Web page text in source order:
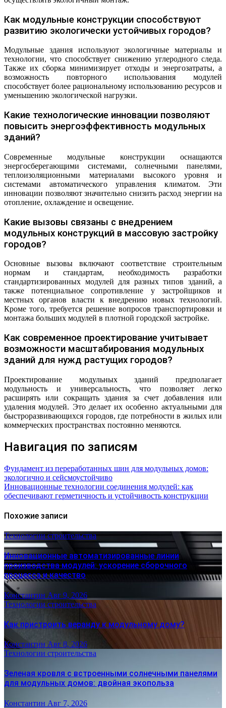
Как модульные конструкции способствуют
развитию экологически устойчивых городов?
Модульные здания используют экологичные материалы и
технологии, что способствует снижению углеродного следа.
Также их сборка минимизирует отходы и энергозатраты, а
возможность повторного использования модулей
способствует более рациональному использованию ресурсов и
уменьшению экологической нагрузки.
Какие технологические инновации позволяют
повысить энергоэффективность модульных
зданий?
Современные модульные конструкции оснащаются
энергосберегающими системами, солнечными панелями,
теплоизоляционными материалами высокого уровня и
системами автоматического управления климатом. Эти
инновации позволяют значительно снизить расход энергии на
отопление, охлаждение и освещение.
Какие вызовы связаны с внедрением
модульных конструкций в массовую застройку
городов?
Основные вызовы включают соответствие строительным
нормам и стандартам, необходимость разработки
стандартизированных модулей для разных типов зданий, а
также потенциальное сопротивление у застройщиков и
местных органов власти к внедрению новых технологий.
Кроме того, требуется решение вопросов транспортировки и
монтажа больших модулей в плотной городской застройке.
Как современное проектирование учитывает
возможности масштабирования модульных
зданий для нужд растущих городов?
Проектирование модульных зданий предполагает
модульность и универсальность, что позволяет легко
расширять или сокращать здания за счет добавления или
удаления модулей. Это делает их особенно актуальными для
быстроразвивающихся городов, где потребности в жилых или
коммерческих пространствах постоянно меняются.
Навигация по записям
Фундамент из переработанных шин для модульных домов:
экологично и сейсмоустойчиво
Инновационные технологии соединения модулей: как
обеспечивают герметичность и устойчивость конструкции
Похожие записи
Технологии строительства
Инновационные автоматизированные линии
производства модулей: ускорение сборочного
процесса и качество
Константин Авг 9, 2026
Технологии строительства
Как пристроить веранду к модульному дому?
Константин Авг 8, 2026
Технологии строительства
Зеленая кровля с встроенными солнечными панелями
для модульных домов: двойная экопольза
Константин Авг 7, 2026